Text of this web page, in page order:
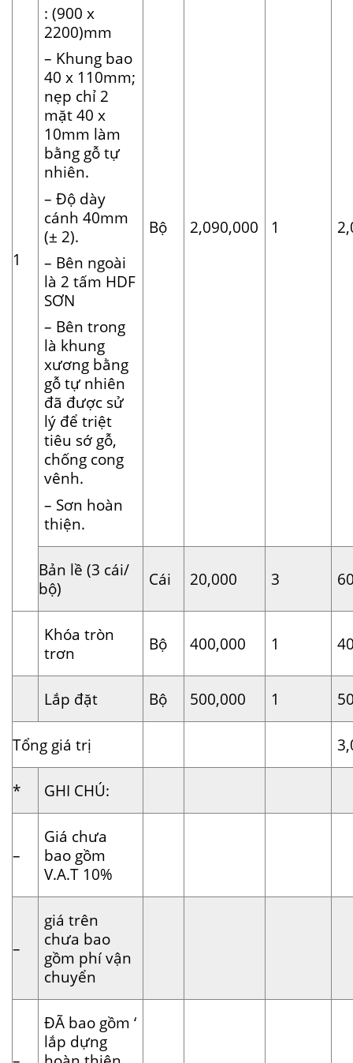
1
: (900 x
2200)mm
– Khung bao
40 x 110mm;
nẹp chỉ 2
mặt 40 x
10mm làm
bằng gỗ tự
nhiên.
– Độ dày
cánh 40mm
(± 2).
– Bên ngoài
là 2 tấm HDF
SƠN
– Bên trong
là khung
xương bằng
gỗ tự nhiên
đã được sử
lý để triệt
tiêu sớ gỗ,
chống cong
vênh.
– Sơn hoàn
thiện.
Bộ 2,090,000 1
Bản lề (3 cái/
bộ)
Cái 20,000 3
Khóa tròn
trơn
Bộ 400,000 1
Lắp đặt Bộ 500,000 1
Tổng giá trị
* GHI CHÚ:
–
Giá chưa
bao gồm
V.A.T 10%
–
giá trên
chưa bao
gồm phí vận
chuyển
ĐÃ bao gồm ‘
lắp dựng